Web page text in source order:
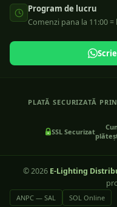
Program de lucru
Comenzi pana la 11:00
PLATĂ SECURIZATĂ
SSL Securizat
©2026 E-Lighting
ANPC — SAL SOL Online